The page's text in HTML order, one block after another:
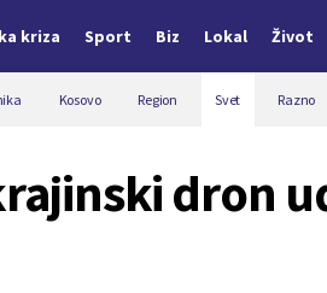
kriza Sport Biz Lokal Život
Kosovo Region Svet Razno
dron